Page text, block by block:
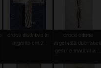
croce distintivo in
argento cm.2
croce ottone
argentata due faccie
gesu' e madonna ...